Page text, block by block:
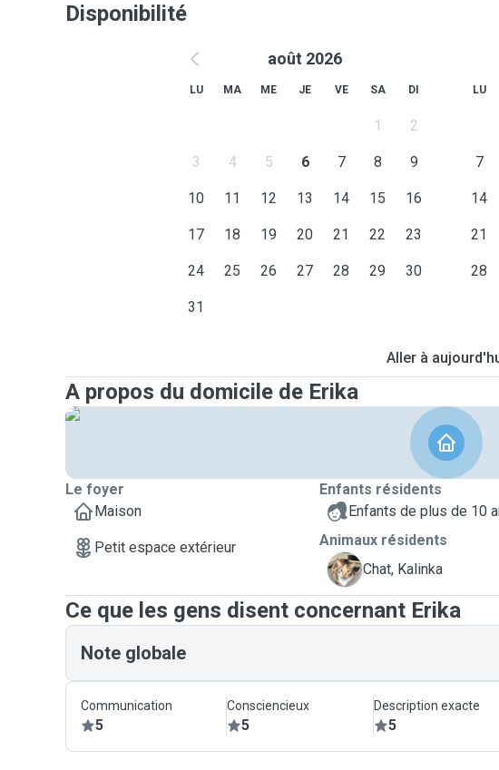
Disponibilité
août 2026
LU MA ME JE VE SA DI
1 2
3 4 5 6 7 8 9
10 11 12 13 14 15 16
17 18 19 20 21 22 23
24 25 26 27 28 29 30
31
LU
7
14
21
28
Aller à
A propos du domicile de Erika
Le foyer
Maison
Petit espace extérieur
Enfants résidents
Enfants de plus de 10
Animaux résidents
K
Chat, Kalinka
Ce que les gens disent concernant Erika
Note globale
Communication
5
Consciencieux
5
Description exacte
5